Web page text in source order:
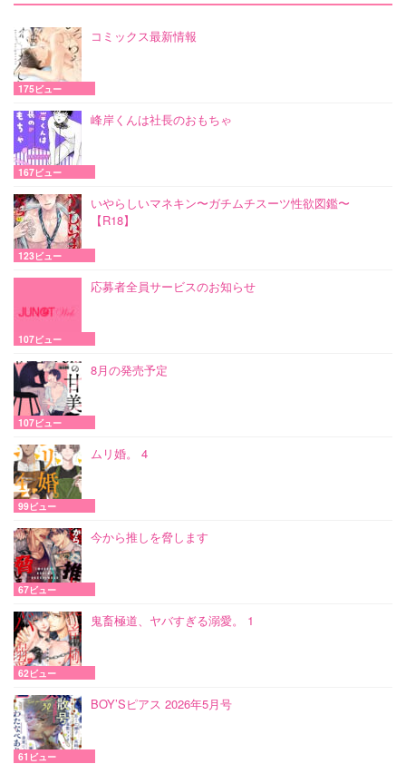
コミックス最新情報
175ビュー
峰岸くんは社長のおもちゃ
167ビュー
いやらしいマネキン〜ガチムチスーツ性欲図鑑〜
【R18】
123ビュー
応募者全員サービスのお知らせ
107ビュー
8月の発売予定
107ビュー
ムリ婚。 4
99ビュー
今から推しを脅します
67ビュー
鬼畜極道、ヤバすぎる溺愛。 1
62ビュー
BOY’Sピアス 2026年5月号
61ビュー